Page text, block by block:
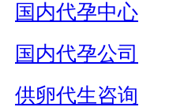
国内代孕中心
国内代孕公司
供卵代生咨询